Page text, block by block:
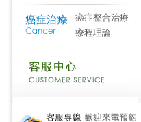
癌症整合治療
療程理論